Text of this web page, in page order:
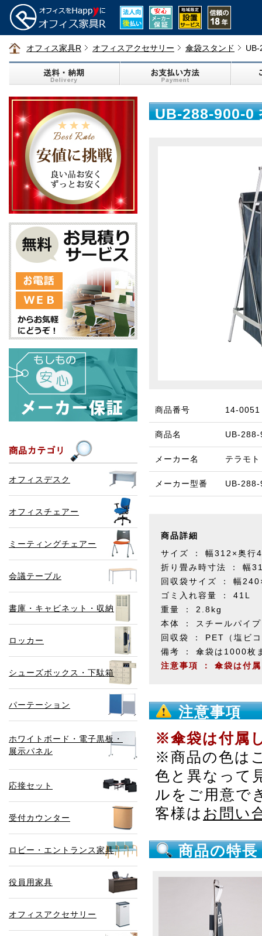
オフィス家具R オフィスアクセサリー 傘袋スタンド
オフィスデスク
オフィスチェアー
ミーティングチェアー
会議テーブル
書庫・キャビネット・収納
ロッカー
シューズボックス・下駄箱
パーテーション
ホワイトボード・電子黒板・
展示パネル
応接セット
受付カウンター
ロビー・エントランス家具
役員用家具
オフィスアクセサリー
UB-288-900-0
商品番号 14-0051
商品名 UB-288-
メーカー名 テラモト
メーカー型番 UB-
商品詳細
サイズ ： 幅312×奥行
折り畳み時寸法 ： 幅
回収袋サイズ ： 幅
ゴミ入れ容量 ： 41L
重量 ： 2.8kg
本体 ： スチールパイ
回収袋 ： PET（塩ビ
備考 ： 傘袋は1000枚
注意事項 ： 傘袋は付
注意事項
※傘袋は付属
※商品の色は
色と異なって
ルをご用意で
客様は お問い
商品の特長